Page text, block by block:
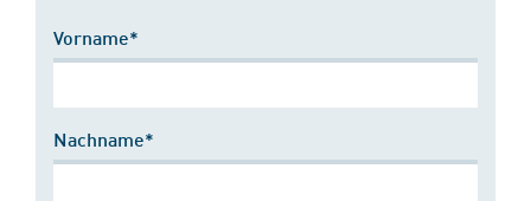
Vorname*
Nachname*